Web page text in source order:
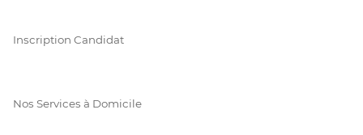
Inscription Candidat
Nos Services à Domicile